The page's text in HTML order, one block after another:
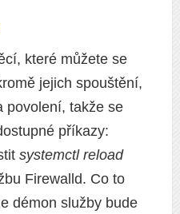
které můžete se
jejich spouštění,
povolení, takže se
příkazy:
systemctl reload
Firewalld. Co to
démon služby bude